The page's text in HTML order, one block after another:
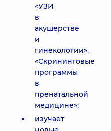
«УЗИ
в
акушерстве
и
гинекологии»,
«Скрининговые
программы
в
пренатальной
медицине»;
изучает